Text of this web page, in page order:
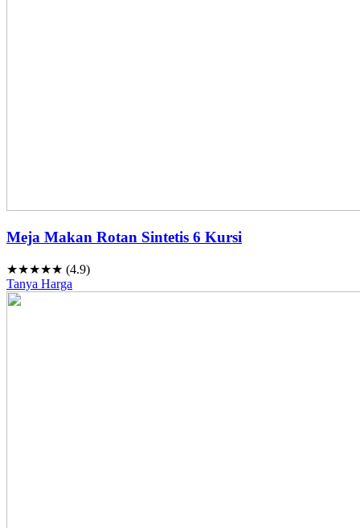
Meja Makan Rotan Sintetis 6 Kursi
★★★★★ (4.9)
Tanya Harga